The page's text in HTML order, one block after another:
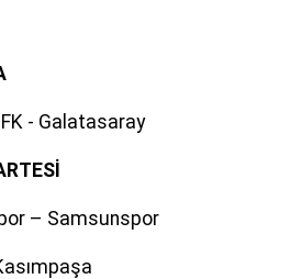
- Galatasaray
– Samsunspor